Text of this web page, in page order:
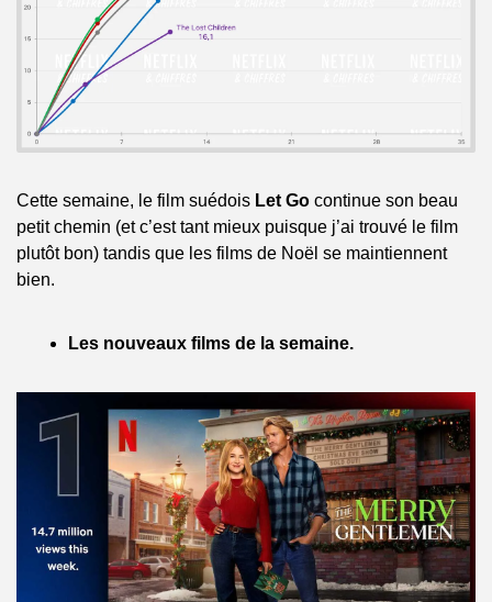
Cette semaine, le film suédois Let Go continue son beau
petit chemin (et c’est tant mieux puisque j’ai trouvé le film
plutôt bon) tandis que les films de Noël se maintiennent
bien.
Les nouveaux films de la semaine.